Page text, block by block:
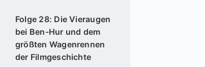
Folge 28: Die Vieraugen
bei Ben-Hur und dem
größten Wagenrennen
der Filmgeschichte